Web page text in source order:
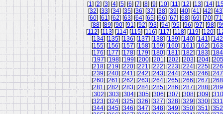
[1] [2] [3] [4] [5] [6] [7] [8] [9] [10] [11] [12] [13] [14] [
[32] [33] [34] [35] [36] [37] [38] [39] [40] [41] [42] [43
[60] [61] [62] [63] [64] [65] [66] [67] [68] [69] [70] [71
[88] [89] [90] [91] [92] [93] [94] [95] [96] [97] [98] [
[112] [113] [114] [115] [116] [117] [118] [119] [120] [
[134] [135] [136] [137] [138] [139] [140] [141] [142
[155] [156] [157] [158] [159] [160] [161] [162] [163
[176] [177] [178] [179] [180] [181] [182] [183] [184
[197] [198] [199] [200] [201] [202] [203] [204] [205
[218] [219] [220] [221] [222] [223] [224] [225] [226
[239] [240] [241] [242] [243] [244] [245] [246] [247
[260] [261] [262] [263] [264] [265] [266] [267] [268
[281] [282] [283] [284] [285] [286] [287] [288] [289
[302] [303] [304] [305] [306] [307] [308] [309] [310
[323] [324] [325] [326] [327] [328] [329] [330] [331
[344] [345] [346] [347] [348] [349] [350] [351] [352